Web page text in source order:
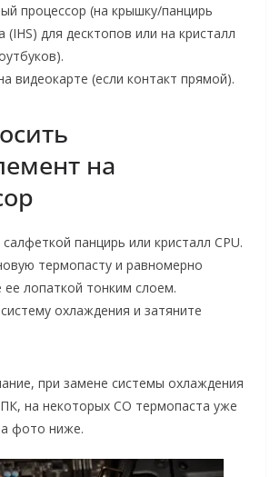
процессор (на крышку/панцирь
(IHS) для десктопов или на кристалл
видеокарте (если контакт прямой).
на
панцирь или кристалл CPU.
термопасту и равномерно
лопаткой тонким слоем.
охлаждения и затяните
при замене системы охлаждения
на некоторых СО термопаста уже
фото ниже.